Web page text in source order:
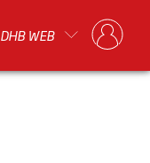
DHB WEB